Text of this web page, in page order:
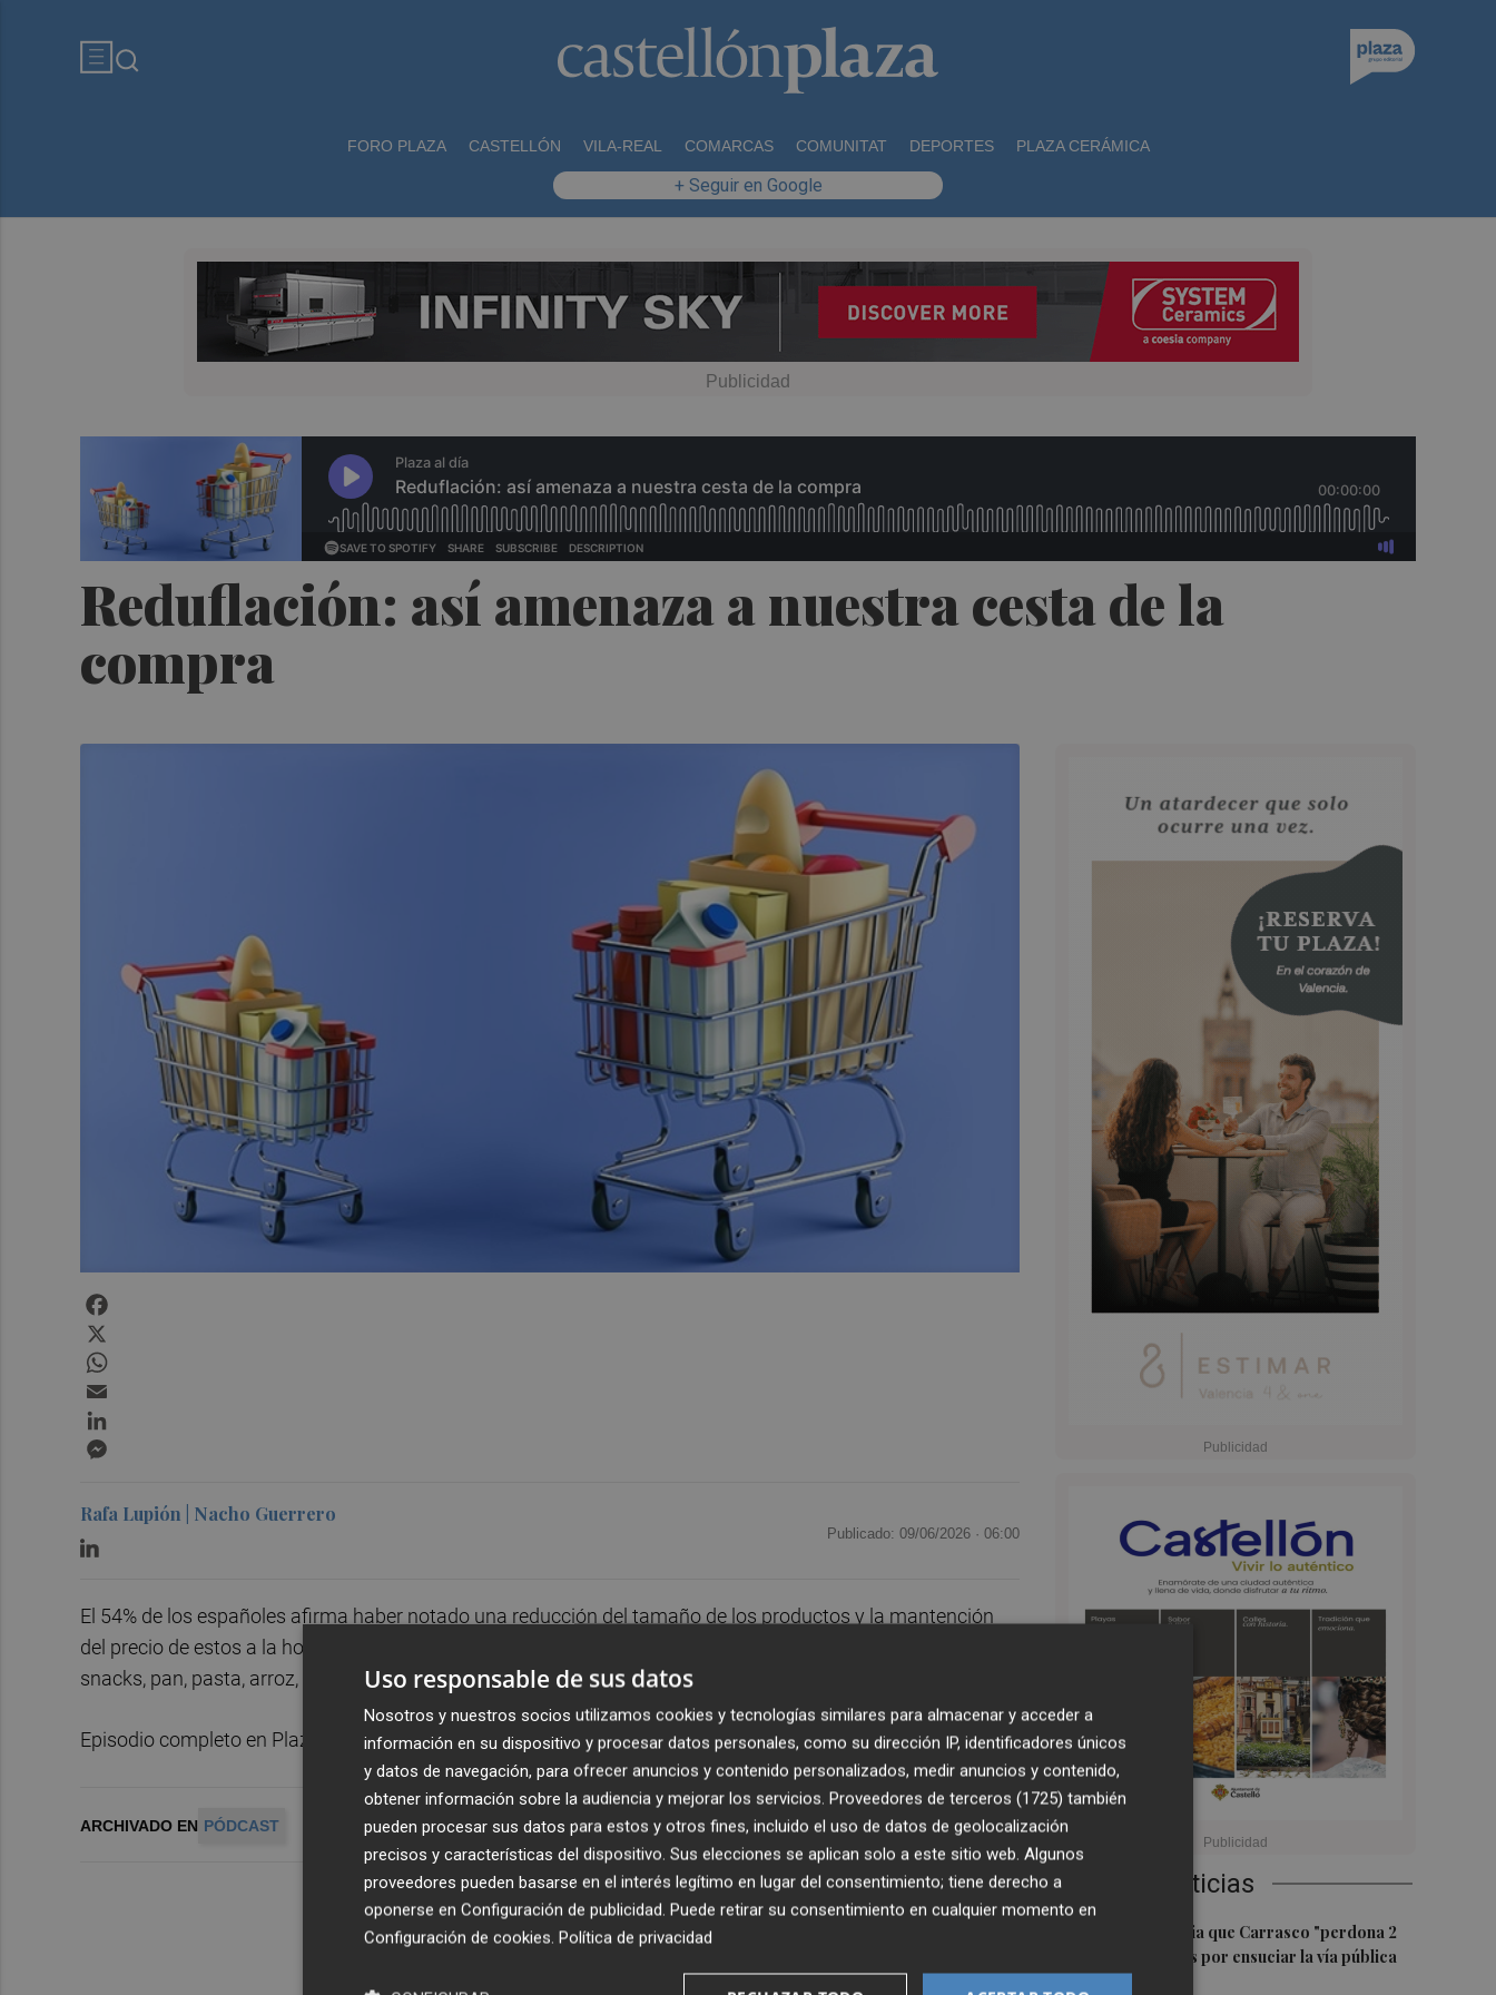
FORO PLAZA CASTELLÓN VILA-REAL COMARCAS COMUNITAT DEPORTES PLAZA CERÁMICA
+ Seguir en Google
Reduflación: así amenaza a nuestra cesta de la
compra
Últimas Noticias
El PSPV denuncia que Carrasco "perdona 2
de cada 3 multas por ensuciar la vía pública
en Castelló"
Rafa Lupión | Nacho Guerrero
Publicado: 09/06/2026 · 06:00
El 54% de los españoles afirma haber notado una reducción del tamaño de los productos y la mantención
del precio de estos a la hora de hacer la compra, este fenómeno es lo que se conoce como 'reduflación'. Los
snacks, pan, pasta, arroz, dulces y comida precocinada, es donde más se ha notado esta práctica.
Episodio completo en Plaza Pódcast.
ARCHIVADO EN PÓDCAST
Uso responsable de sus datos
Nosotros y nuestros socios utilizamos cookies y tecnologías similares para almacenar y acceder a
información en su dispositivo y procesar datos personales, como su dirección IP, identificadores únicos
y datos de navegación, para ofrecer anuncios y contenido personalizados, medir anuncios y contenido,
obtener información sobre la audiencia y mejorar los servicios. Proveedores de terceros (1725) también
pueden procesar sus datos para estos y otros fines, incluido el uso de datos de geolocalización
precisos y características del dispositivo. Sus elecciones se aplican solo a este sitio web. Algunos
proveedores pueden basarse en el interés legítimo en lugar del consentimiento; tiene derecho a
oponerse en Configuración de publicidad. Puede retirar su consentimiento en cualquier momento en
Configuración de cookies. Política de privacidad